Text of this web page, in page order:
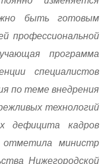
быть готовым
профессиональной
программа
специалистов
по теме внедрения
технологий
дефицита кадров
министр
Нижегородской